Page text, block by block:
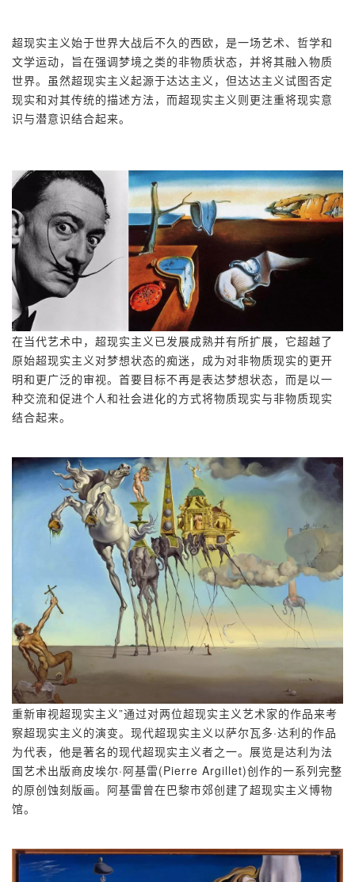
超现实主义始于世界大战后不久的西欧，是一场艺术、哲学和
文学运动，旨在强调梦境之类的非物质状态，并将其融入物质
世界。虽然超现实主义起源于达达主义，但达达主义试图否定
现实和对其传统的描述方法，而超现实主义则更注重将现实意
识与潜意识结合起来。
在当代艺术中，超现实主义已发展成熟并有所扩展，它超越了
原始超现实主义对梦想状态的痴迷，成为对非物质现实的更开
明和更广泛的审视。首要目标不再是表达梦想状态，而是以一
种交流和促进个人和社会进化的方式将物质现实与非物质现实
结合起来。
重新审视超现实主义”通过对两位超现实主义艺术家的作品来考
察超现实主义的演变。现代超现实主义以萨尔瓦多·达利的作品
为代表，他是著名的现代超现实主义者之一。展览是达利为法
国艺术出版商皮埃尔·阿基雷(Pierre Argillet)创作的一系列完整
的原创蚀刻版画。阿基雷曾在巴黎市郊创建了超现实主义博物
馆。